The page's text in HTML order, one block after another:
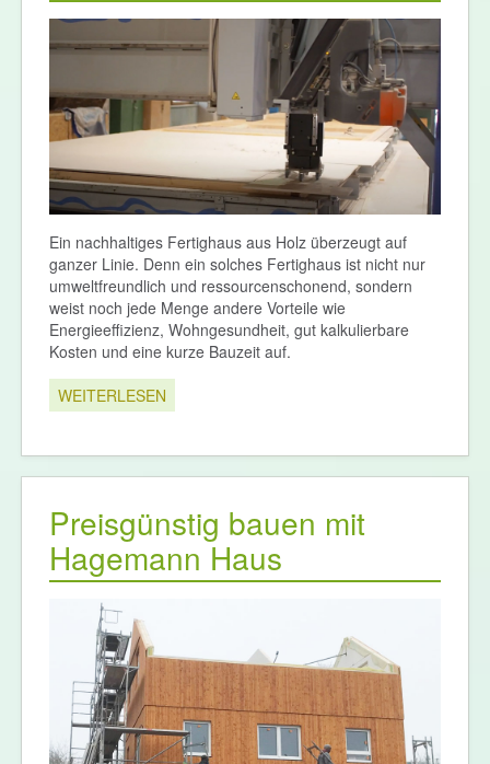
Ein nachhaltiges Fertighaus aus Holz überzeugt auf
ganzer Linie. Denn ein solches Fertighaus ist nicht nur
umweltfreundlich und ressourcenschonend, sondern
weist noch jede Menge andere Vorteile wie
Energieeffizienz, Wohngesundheit, gut kalkulierbare
Kosten und eine kurze Bauzeit auf.
WEITERLESEN
Preisgünstig bauen mit
Hagemann Haus